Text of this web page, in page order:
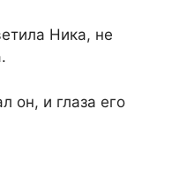
Ника, не
он, и глаза его